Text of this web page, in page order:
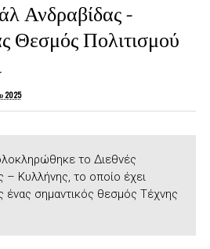
Ανδραβίδας –
Θεσμός Πολιτισμού
2025
το Διεθνές
– Κυλλήνης, το οποίο έχει
σημαντικός θεσμός Τέχνης